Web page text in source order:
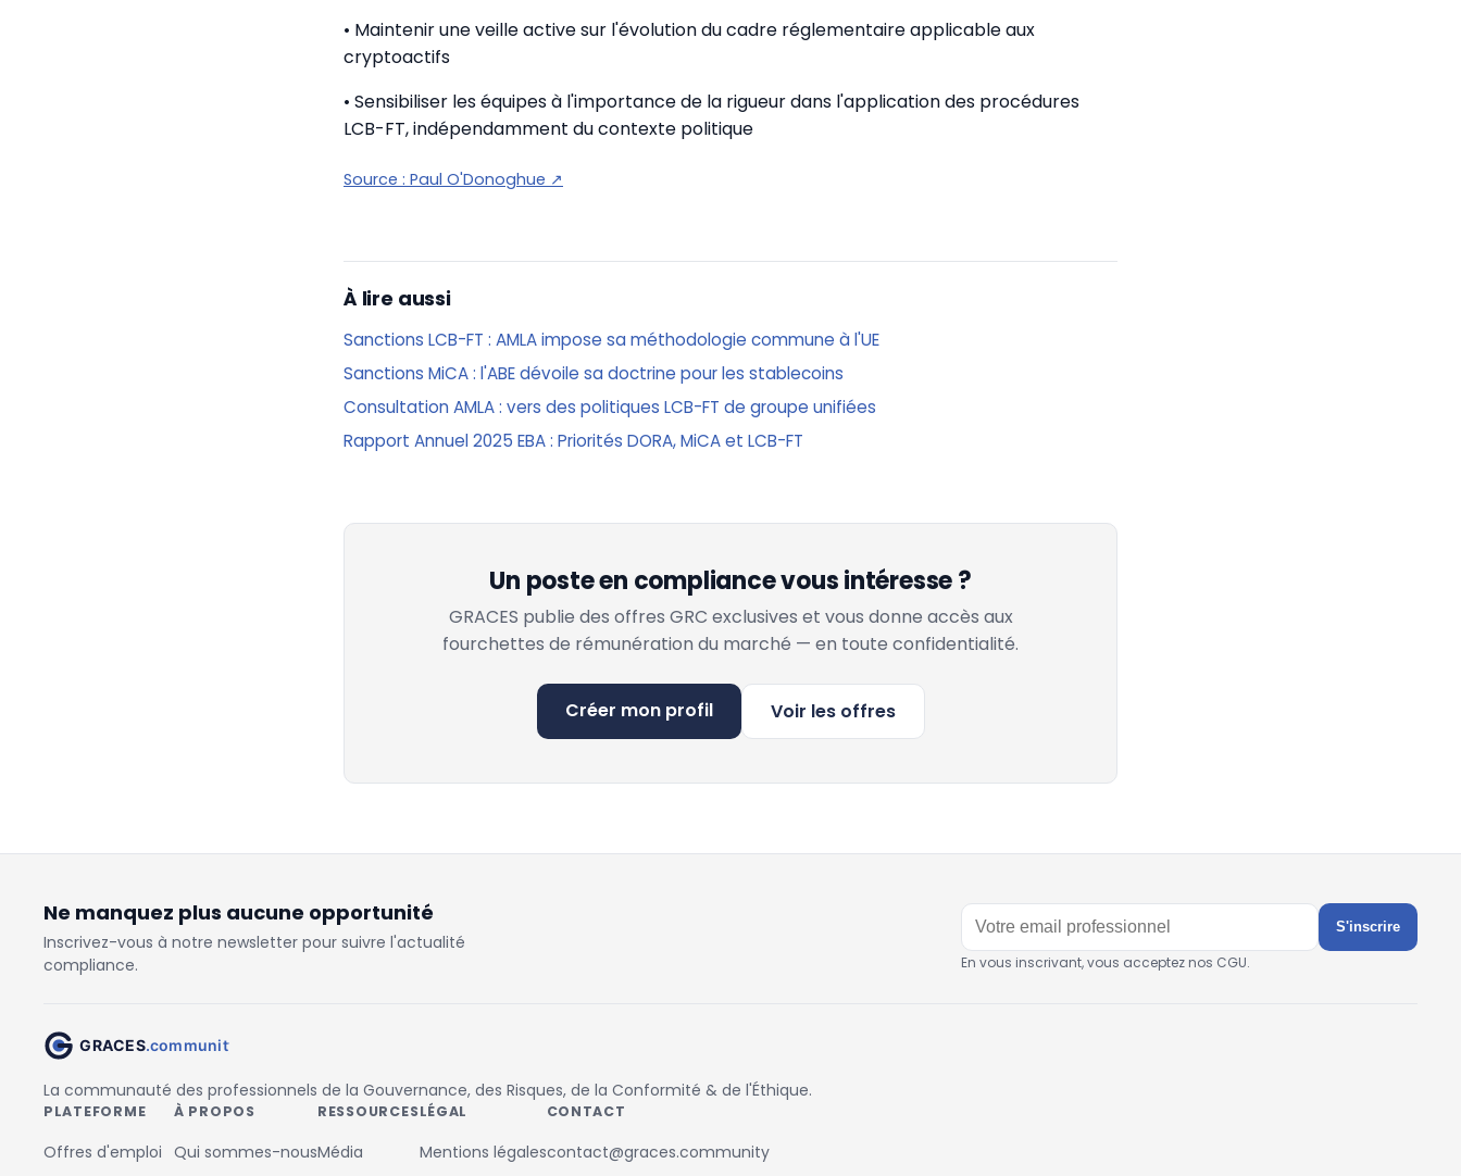
• Maintenir une veille active sur l'évolution du cadre réglementaire applicable aux
cryptoactifs
• Sensibiliser les équipes à l'importance de la rigueur dans l'application des procédures
LCB-FT, indépendamment du contexte politique
Source : Paul O'Donoghue ↗
À lire aussi
Sanctions LCB-FT : AMLA impose sa méthodologie commune à l'UE
Sanctions MiCA : l'ABE dévoile sa doctrine pour les stablecoins
Consultation AMLA : vers des politiques LCB-FT de groupe unifiées
Rapport Annuel 2025 EBA : Priorités DORA, MiCA et LCB-FT
Un poste en compliance vous intéresse ?
GRACES publie des offres GRC exclusives et vous donne accès aux
fourchettes de rémunération du marché — en toute confidentialité.
Créer mon profil Voir les offres
Ne manquez plus aucune opportunité
Inscrivez-vous à notre newsletter pour suivre l'actualité
compliance.
S'inscrire
En vous inscrivant, vous acceptez nos CGU.
La communauté des professionnels de la Gouvernance, des Risques, de la Conformité & de l'Éthique.
PLATEFORME
Offres d'emploi
À PROPOS
Qui sommes-nous
RESSOURCES
Média
LÉGAL
Mentions légales
CONTACT
contact@graces.community